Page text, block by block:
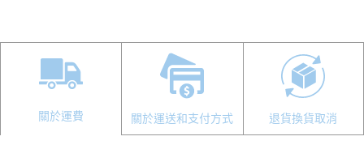
關於運費 關於運送和支付方式 退貨換貨取消